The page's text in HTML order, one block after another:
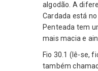
algodão. A
Cardada está
Penteada tem
mais macia e
Fio 30.1 (lê-se,
também